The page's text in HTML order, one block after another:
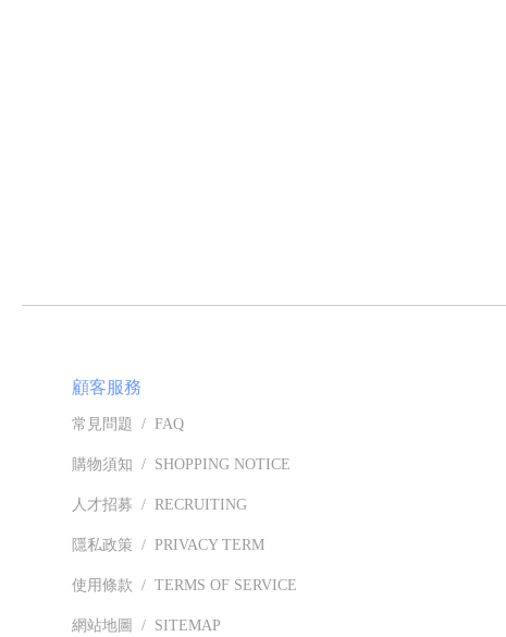
顧客服務
常見問題 / FAQ
購物須知 / SHOPPING NOTICE
人才招募 / RECRUITING
隱私政策 / PRIVACY TERM
使用條款 / TERMS OF SERVICE
網站地圖 / SITEMAP